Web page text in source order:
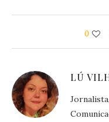
0
LÚ